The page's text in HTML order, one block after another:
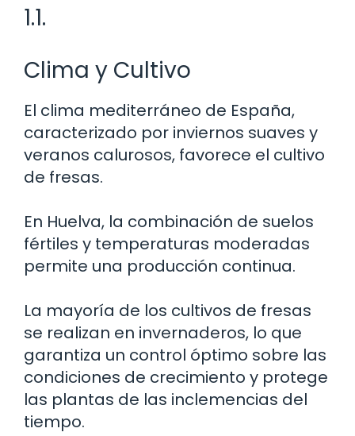
1.1.
Clima y Cultivo
El clima mediterráneo de España,
caracterizado por inviernos suaves y
veranos calurosos, favorece el cultivo
de fresas.
En Huelva, la combinación de suelos
fértiles y temperaturas moderadas
permite una producción continua.
La mayoría de los cultivos de fresas
se realizan en invernaderos, lo que
garantiza un control óptimo sobre las
condiciones de crecimiento y protege
las plantas de las inclemencias del
tiempo.